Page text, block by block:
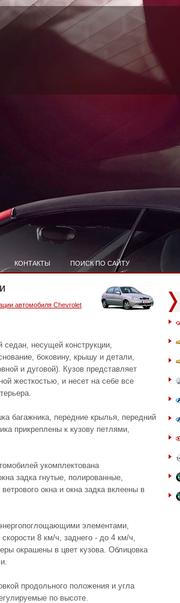
КОНТАКТЫ ПОИСК ПО САЙТУ
автомобиля Chevrolet
седан, несущей конструкции,
боковину, крышу и детали,
и дуговой). Кузов представляет
жесткостью, и несет на себе все
багажника, передние крылья, передний
прикреплены к кузову петлями,
укомплектована
задка гнутые, полированные,
окна и окна задка вклеены в
элементами,
8 км/ч, заднего - до 4 км/ч,
окрашены в цвет кузова. Облицовка
продольного положения и угла
по высоте.